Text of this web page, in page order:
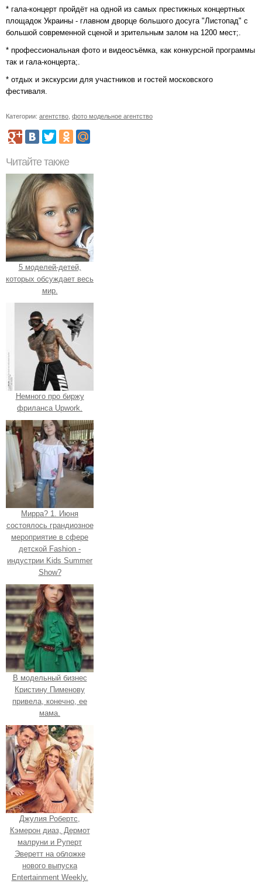
* гала-концерт пройдёт на одной из самых престижных концертных
площадок Украины - главном дворце большого досуга "Листопад" с
большой современной сценой и зрительным залом на 1200 мест;.
* профессиональная фото и видеосъёмка, как конкурсной программы
так и гала-концерта;.
* отдых и экскурсии для участников и гостей московского
фестиваля.
Категории: агентство фото модельное агентство
Читайте также
5 моделей-детей,
которых обсуждает весь
мир.
Немного про биржу
фриланса Upwork.
Мирра? 1. Июня
состоялось грандиозное
мероприятие в сфере
детской Fashion -
индустрии Kids Summer
Show?
В модельный бизнес
Кристину Пименову
привела, конечно, ее
мама.
Джулия Робертс,
Кэмерон диаз, Дермот
малруни и Руперт
Эверетт на обложке
нового выпуска
Entertainment Weekly.